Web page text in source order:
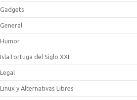
Gadgets
General
Humor
IslaTortuga del Siglo XXI
Legal
Linux y Alternativas Libres